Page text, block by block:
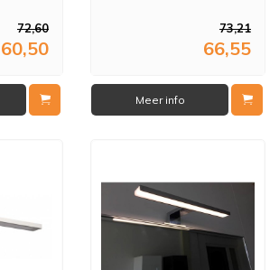
72,60
60,50
73,21
66,55
Meer info